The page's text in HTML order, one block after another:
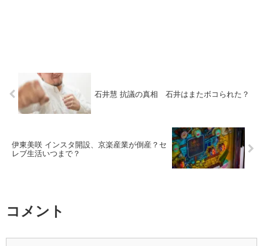
石井慧 抗議の真相 石井はまたボコられた？
伊東美咲 インスタ開設、京楽産業が倒産？セ
レブ生活いつまで？
コメント